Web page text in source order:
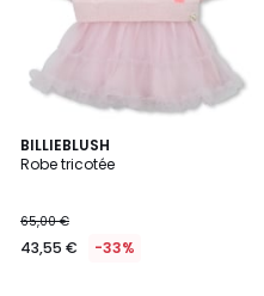
BILLIEBLUSH
Robe tricotée
65,00 €
43,55 € -33%